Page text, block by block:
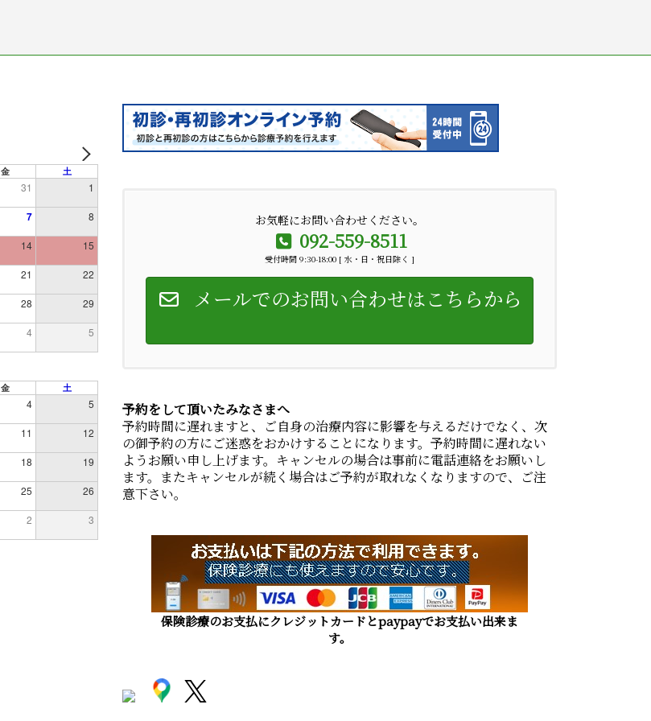
金 土
31 1
7 8
14 15
21 22
28 29
4 5
金 土
4 5
11 12
18 19
25 26
2 3
お気軽にお問い合わせください。
092-559-8511
受付時間 9:30-18:00 [ 水・日・祝日除く ]
メールでのお問い合わせはこちらから
予約をして頂いたみなさまへ
予約時間に遅れますと、ご自身の治療内容に影響を与えるだけでなく、次
の御予約の方にご迷惑をおかけすることになります。予約時間に遅れない
ようお願い申し上げます。キャンセルの場合は事前に電話連絡をお願いし
ます。またキャンセルが続く場合はご予約が取れなくなりますので、ご注
意下さい。
保険診療のお支払にクレジットカードとpaypayでお支払い出来ま
す。